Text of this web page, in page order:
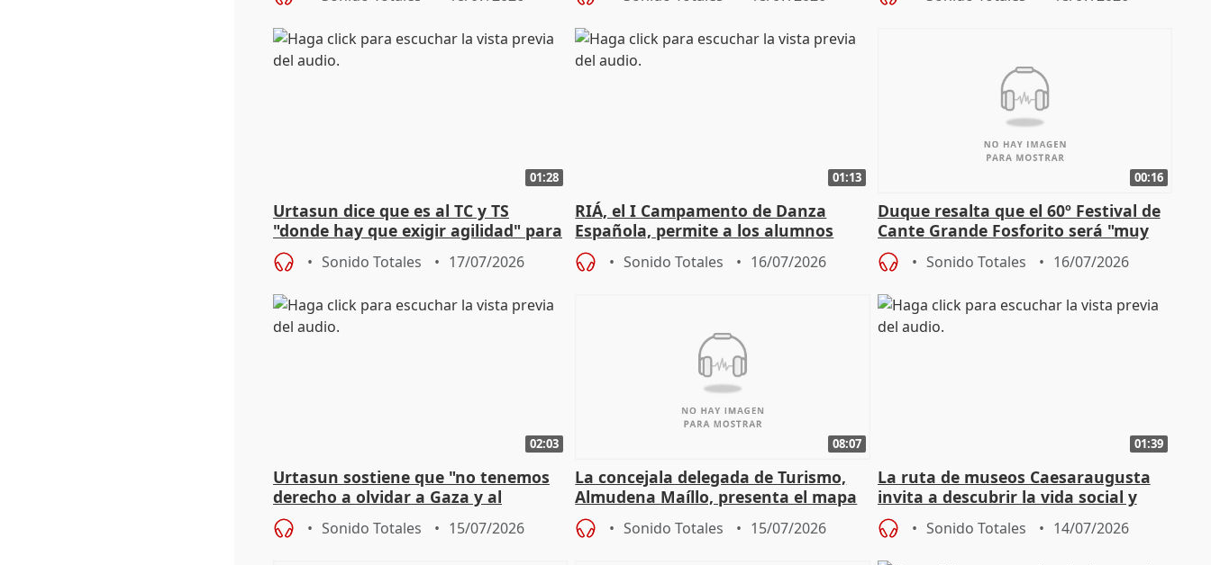
01:28
Urtasun dice que es al TC y TS
"donde hay que exigir agilidad" para
aplicar la Ley de Amnistía
Sonido Totales 17/07/2026
01:13
RIÁ, el I Campamento de Danza
Española, permite a los alumnos
"sacar su talento a flor de piel"
Sonido Totales 16/07/2026
00:16
Duque resalta que el 60º Festival de
Cante Grande Fosforito será "muy
especial" tras su pérdida
Sonido Totales 16/07/2026
02:03
Urtasun sostiene que "no tenemos
derecho a olvidar a Gaza y al
genocidio"
Sonido Totales 15/07/2026
08:07
La concejala delegada de Turismo,
Almudena Maíllo, presenta el mapa
'Nuevas comedias madrileñas'
Sonido Totales 15/07/2026
01:39
La ruta de museos Caesaraugusta
invita a descubrir la vida social y
económica de la Zaragoza ro
Sonido Totales 14/07/2026